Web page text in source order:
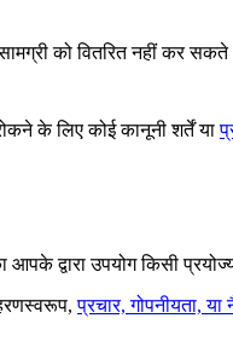
को वितरित नहीं कर
के लिए कोई कानूनी शर्तें या
द्वारा उपयोग किसी
प्रचार, गोपनीयता,